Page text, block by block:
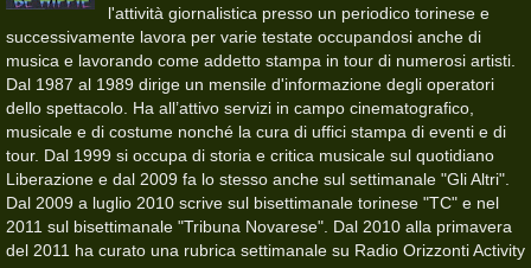
l'attività giornalistica presso un periodico torinese e
successivamente lavora per varie testate occupandosi anche di
musica e lavorando come addetto stampa in tour di numerosi artisti.
Dal 1987 al 1989 dirige un mensile d'informazione degli operatori
dello spettacolo. Ha all’attivo servizi in campo cinematografico,
musicale e di costume nonché la cura di uffici stampa di eventi e di
tour. Dal 1999 si occupa di storia e critica musicale sul quotidiano
Liberazione e dal 2009 fa lo stesso anche sul settimanale "Gli Altri".
Dal 2009 a luglio 2010 scrive sul bisettimanale torinese "TC" e nel
2011 sul bisettimanale "Tribuna Novarese". Dal 2010 alla primavera
del 2011 ha curato una rubrica settimanale su Radio Orizzonti Activity